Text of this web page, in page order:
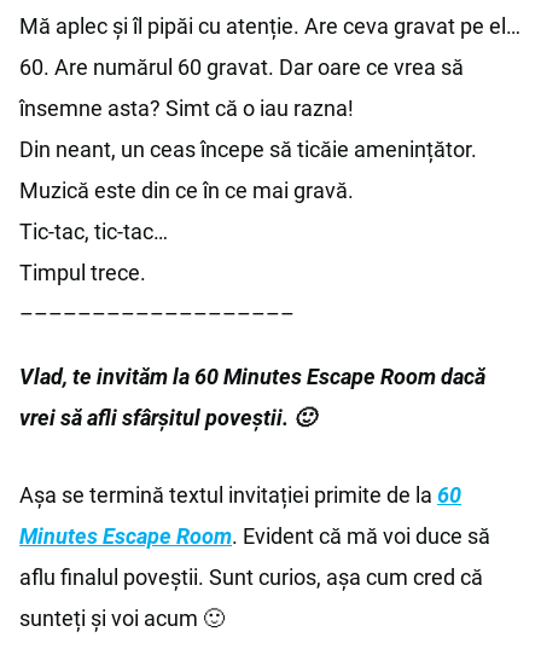
Mă aplec și îl pipăi cu atenție. Are ceva gravat pe el…
60. Are numărul 60 gravat. Dar oare ce vrea să
însemne asta? Simt că o iau razna!
Din neant, un ceas începe să ticăie amenințător.
Muzică este din ce în ce mai gravă.
Tic-tac, tic-tac…
Timpul trece.
–––––––––––––––––––
Vlad, te invităm la 60 Minutes Escape Room dacă
vrei să afli sfârșitul poveștii. 🙂
Așa se termină textul invitației primite de la 60
Minutes Escape Room. Evident că mă voi duce să
aflu finalul poveștii. Sunt curios, așa cum cred că
sunteți și voi acum 🙂